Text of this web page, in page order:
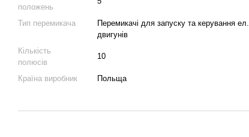
положень
Тип перемикача
Перемикачі для запуску та керування ел.
двигунів
Кількість
полюсів
10
Країна виробник Польща